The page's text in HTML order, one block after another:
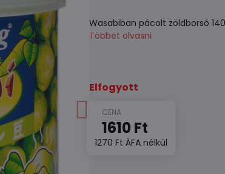
Wasabiban pácolt zöldborsó
Többet olvasni
Elfogyott
1610 Ft
1270 Ft ÁFA nélkül